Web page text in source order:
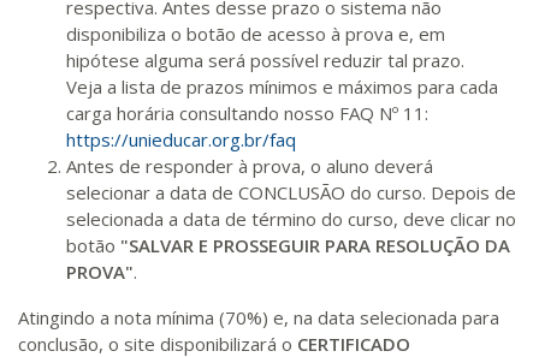
respectiva. Antes desse prazo o sistema não
disponibiliza o botão de acesso à prova e, em
hipótese alguma será possível reduzir tal prazo.
Veja a lista de prazos mínimos e máximos para cada
carga horária consultando nosso FAQ Nº 11:
https://unieducar.org.br/faq
Antes de responder à prova, o aluno deverá
selecionar a data de CONCLUSÃO do curso. Depois de
selecionada a data de término do curso, deve clicar no
botão "SALVAR E PROSSEGUIR PARA RESOLUÇÃO DA
PROVA".
Atingindo a nota mínima (70%) e, na data selecionada para
conclusão, o site disponibilizará o CERTIFICADO